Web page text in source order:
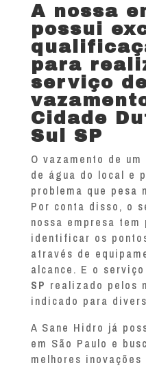
A nossa
possui
para
serviço
Cidade
Sul SP
O vazamento de
de água do local e
problema que pesa
Por conta disso, o
nossa empresa
identificar os
através de
alcance. E o serviço
SP realizado pelos
indicado para
A Sane Hidro já
em São Paulo e
melhores